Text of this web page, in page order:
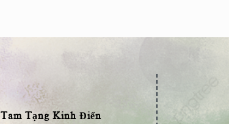
Tam Tạng Kinh Điển